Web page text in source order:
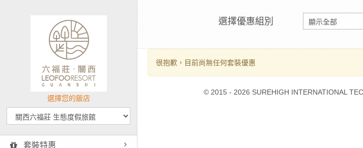
選擇您的飯店
套裝特惠
選擇優惠組別
很抱歉，目前尚無任何套裝優惠
© 2015 - 2026 SUREHIGH INTERNATIONAL